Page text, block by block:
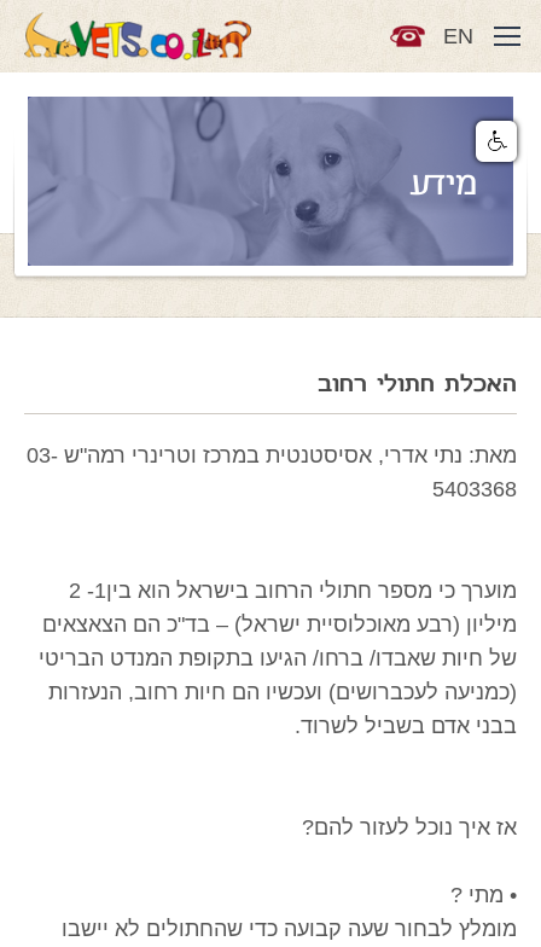
EN
מידע
האכלת חתולי רחוב
מאת: נתי אדרי, אסיסטנטית במרכז וטרינרי רמה"ש 03-
5403368
מוערך כי מספר חתולי הרחוב בישראל הוא בין1- 2
מיליון (רבע מאוכלוסיית ישראל) – בד"כ הם הצאצאים
של חיות שאבדו/ ברחו/ הגיעו בתקופת המנדט הבריטי
(כמניעה לעכברושים) ועכשיו הם חיות רחוב, הנעזרות
בבני אדם בשביל לשרוד.
אז איך נוכל לעזור להם?
• מתי ?
מומלץ לבחור שעה קבועה כדי שהחתולים לא יישבו